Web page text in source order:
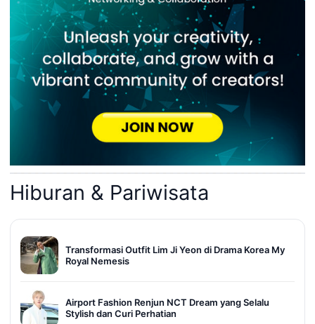
Hiburan & Pariwisata
Transformasi Outfit Lim Ji Yeon di Drama Korea My
Royal Nemesis
Airport Fashion Renjun NCT Dream yang Selalu
Stylish dan Curi Perhatian